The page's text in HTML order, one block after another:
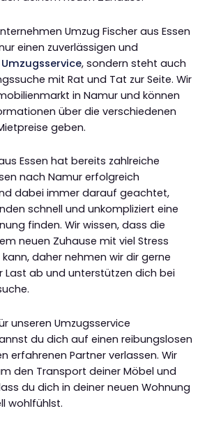
Umzug Fischer aus Essen
einen zuverlässigen und
Umzugsservice, sondern steht auch
mit Rat und Tat zur Seite. Wir
in Namur und können
über die verschiedenen
geben.
Essen hat bereits zahlreiche
nach Namur erfolgreich
dabei immer darauf geachtet,
schnell und unkompliziert eine
finden. Wir wissen, dass die
neuen Zuhause mit viel Stress
daher nehmen wir dir gerne
Last ab und unterstützen dich bei
unseren Umzugsservice
du dich auf einen reibungslosen
erfahrenen Partner verlassen. Wir
den Transport deiner Möbel und
du dich in deiner neuen Wohnung
wohlfühlst.